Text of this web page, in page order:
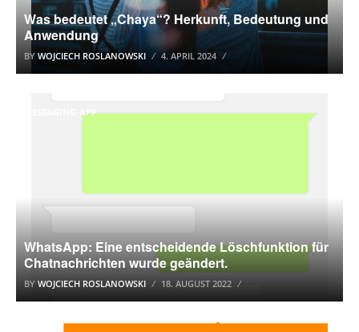
Was bedeutet „Chaya“? Herkunft, Bedeutung und
Anwendung
BY WOJCIECH ROSLANOWSKI 4. APRIL 2024
MESSAGING-APP
WhatsApp: Eine entscheidende Löschfunktion für
Chatnachrichten wurde geändert.
BY WOJCIECH ROSLANOWSKI 18. AUGUST 2022